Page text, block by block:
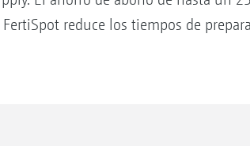
reduce los tiempos de